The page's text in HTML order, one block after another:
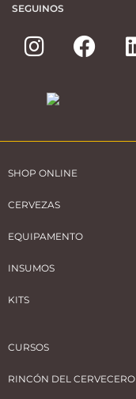
SEGUINOS
SHOP ONLINE
CERVEZAS
EQUIPAMENTO
INSUMOS
KITS
CURSOS
RINCÓN DEL CERVECERO